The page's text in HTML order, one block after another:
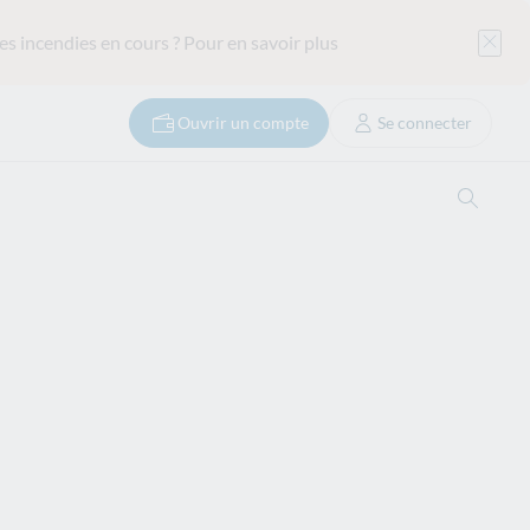
incendies en cours ? Pour en savoir plus
Ouvrir un compte Se connecter